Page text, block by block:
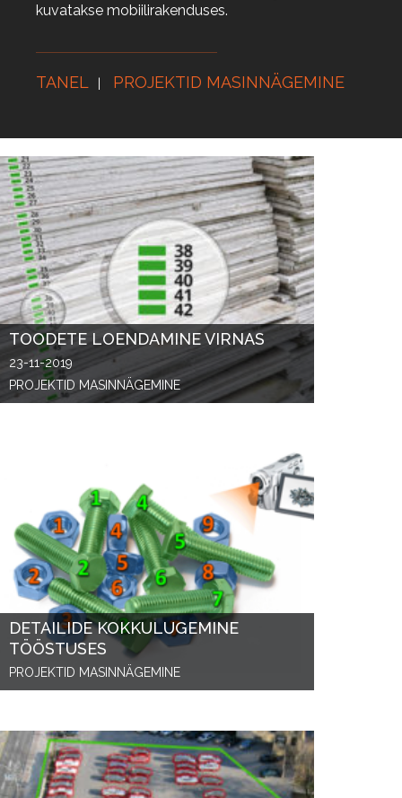
kuvatakse mobiilirakenduses.
TANEL PROJEKTID MASINNÄGEMINE
TOODETE LOENDAMINE VIRNAS
23-11-2019
PROJEKTID MASINNÄGEMINE
DETAILIDE KOKKULUGEMINE
TÖÖSTUSES
PROJEKTID MASINNÄGEMINE